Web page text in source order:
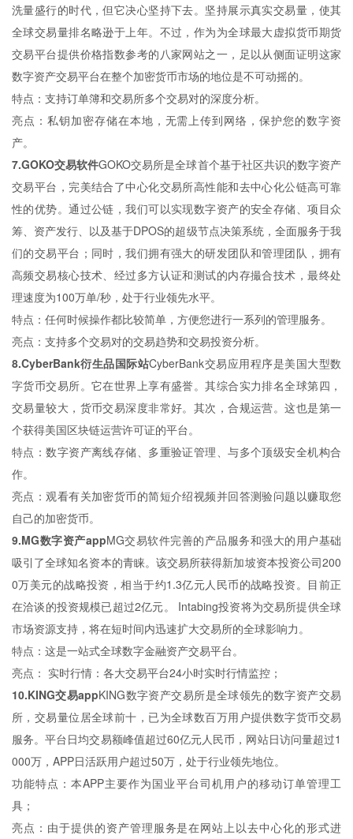
洗量盛行的时代，但它决心坚持下去。坚持展示真实交易量，使其
全球交易量排名略逊于上年。不过，作为为全球最大虚拟货币期货
交易平台提供价格指数参考的八家网站之一，足以从侧面证明这家
数字资产交易平台在整个加密货币市场的地位是不可动摇的。
特点：支持订单簿和交易所多个交易对的深度分析。
亮点：私钥加密存储在本地，无需上传到网络，保护您的数字资
产。
7.GOKO交易软件GOKO交易所是全球首个基于社区共识的数字资产
交易平台，完美结合了中心化交易所高性能和去中心化公链高可靠
性的优势。通过公链，我们可以实现数字资产的安全存储、项目众
筹、资产发行、以及基于DPOS的超级节点决策系统，全面服务于我
们的交易平台；同时，我们拥有强大的研发团队和管理团队，拥有
高频交易核心技术、经过多方认证和测试的内存撮合技术，最终处
理速度为100万单/秒，处于行业领先水平。
特点：任何时候操作都比较简单，方便您进行一系列的管理服务。
亮点：支持多个交易对的交易趋势和交易投资分析。
8.CyberBank衍生品国际站CyberBank交易应用程序是美国大型数
字货币交易所。它在世界上享有盛誉。其综合实力排名全球第四，
交易量较大，货币交易深度非常好。其次，合规运营。这也是第一
个获得美国区块链运营许可证的平台。
特点：数字资产离线存储、多重验证管理、与多个顶级安全机构合
作。
亮点：观看有关加密货币的简短介绍视频并回答测验问题以赚取您
自己的加密货币。
9.MG数字资产appMG交易软件完善的产品服务和强大的用户基础
吸引了全球知名资本的青睐。该交易所获得新加坡资本投资公司200
0万美元的战略投资，相当于约1.3亿元人民币的战略投资。目前正
在洽谈的投资规模已超过2亿元。 Intabing投资将为交易所提供全球
市场资源支持，将在短时间内迅速扩大交易所的全球影响力。
特点：这是一站式全球数字金融资产交易平台。
亮点： 实时行情：各大交易平台24小时实时行情监控；
10.KING交易appKING数字资产交易所是全球领先的数字资产交易
所，交易量位居全球前十，已为全球数百万用户提供数字货币交易
服务。平台日均交易额峰值超过60亿元人民币，网站日访问量超过1
000万，APP日活跃用户超过50万，处于行业领先地位。
功能特点：本APP主要作为国业平台司机用户的移动订单管理工
具；
亮点：由于提供的资产管理服务是在网站上以去中心化的形式进